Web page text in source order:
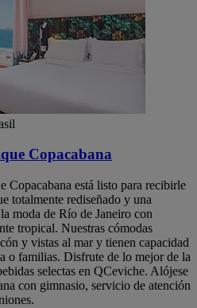
Copacabana
Copacabana está listo para recibirle
totalmente rediseñado y una
moda de Río de Janeiro con
tropical. Nuestras cómodas
y vistas al mar y tienen capacidad
o familias. Disfrute de lo mejor de la
selectas en QCeviche. Alójese
con gimnasio, servicio de atención